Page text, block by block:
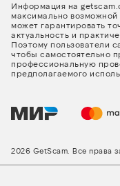
Информация на
максимально
может гарантировать
актуальность и
Поэтому пользователи
чтобы самостоятельно
профессиональную
предполагаемого
2026 GetScam. Все права